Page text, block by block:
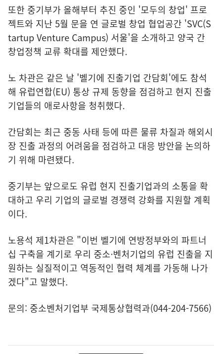
또한 중기부가 올해부터 추진 중인 '모두의 창업' 프로
젝트와 지난 5월 문을 연 글로벌 창업 협업공간 'SVC(S
tartup Venture Campus) 서울'을 소개하고 양국 간
창업정책 교류 확대를 제안했다.
노 차관은 같은 날 '벨기에 진출기업 간담회'에도 참석
해 유럽연합(EU) 통상 규제 동향을 점검하고 현지 진출
기업들의 애로사항을 청취했다.
간담회는 최근 중동 사태 등에 따른 물류 차질과 해외시
장 진출 과정의 어려움을 점검하고 대응 방안을 논의하
기 위해 마련됐다.
중기부는 앞으로도 유럽 현지 진출기업과의 소통을 확
대하고 우리 기업의 글로벌 경쟁력 강화를 지원할 계획
이다.
노용석 제1차관은 "이번 벨기에 연방정부와의 파트너
십 구축을 계기로 우리 중소·벤처기업의 유럽 진출을 지
원하는 실질적이고 역동적인 협력 체계를 가동해 나가
겠다"고 말했다.
문의: 중소벤처기업부 국제통상협력과(044-204-7566)